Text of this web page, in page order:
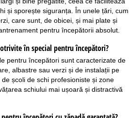
și sporește siguranța. În unele țări, cum
care sunt, de obicei, și mai plate și
pentru începătorii absolut.
în special pentru începători?
pentru începători sunt caracterizate de
albastre sau verzi și de instalații pe
școli de schi profesioniste și zone
schiului mai ușoară și distractivă